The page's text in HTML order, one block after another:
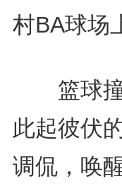
村BA球场
篮球撞
此起彼伏
调侃，唤